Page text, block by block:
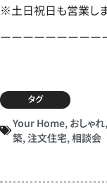
※土日祝日も営業しま
ーーーーーーーーー
タグ
Your Home, おしゃれ,
築, 注文住宅, 相談会